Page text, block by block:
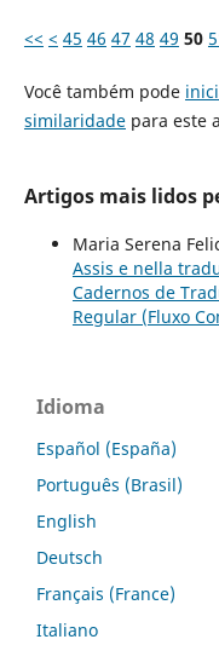
<< < 45 46 47 48 49 50
Você também pode
similaridadepara este
Artigos mais lidos
Maria Serena
Assis e nella
Cadernos de
Regular (Fluxo
Idioma
Español (España)
Português (Brasil)
English
Deutsch
Français (France)
Italiano